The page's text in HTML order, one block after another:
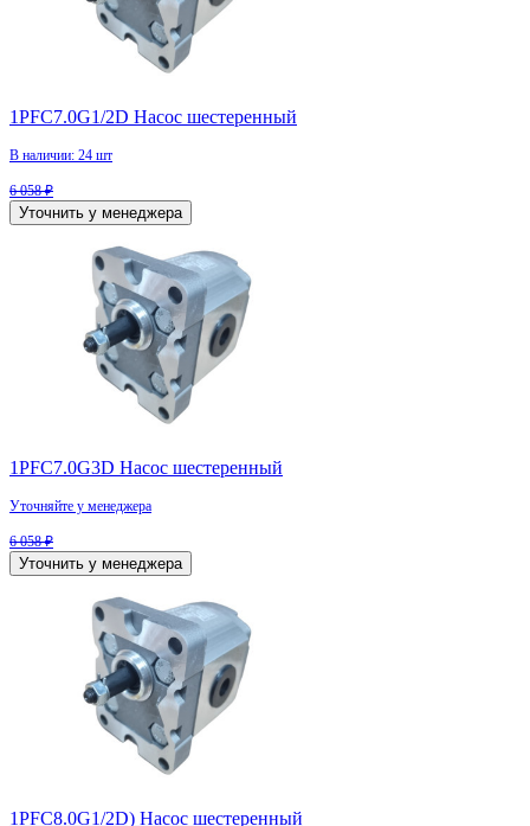
1PFC7.0G1/2D Насос шестеренный
В наличии: 24 шт
6 058 ₽
Уточнить у менеджера
1PFC7.0G3D Насос шестеренный
Уточняйте у менеджера
6 058 ₽
Уточнить у менеджера
1PFC8.0G1/2D) Насос шестеренный